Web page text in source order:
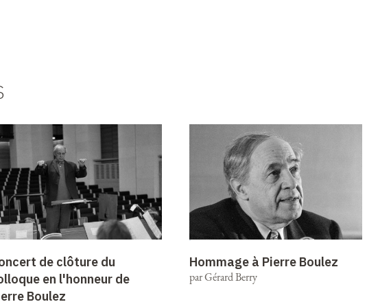
de clôture du
en l'honneur de
Boulez
Hommage à Pierre Boulez
par Gérard Berry